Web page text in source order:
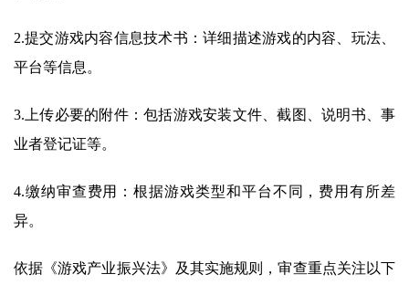
2.提交游戏内容信息技术书：详细描述游戏的内容、玩法、
平台等信息。
3.上传必要的附件：包括游戏安装文件、截图、说明书、事
业者登记证等。
4.缴纳审查费用：根据游戏类型和平台不同，费用有所差
异。
依据《游戏产业振兴法》及其实施规则，审查重点关注以下